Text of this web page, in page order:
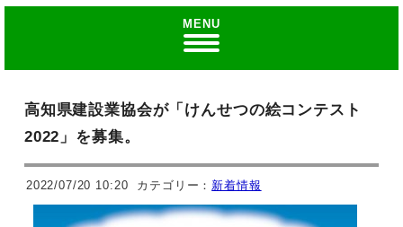
MENU
高知県建設業協会が「けんせつの絵コンテスト
2022」を募集。
2022/07/20 10:20 カテゴリー： 新着情報